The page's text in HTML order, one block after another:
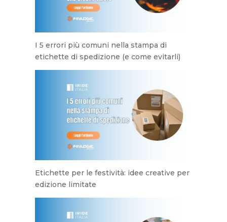
I 5 errori più comuni nella stampa di
etichette di spedizione (e come evitarli)
Etichette per le festività: idee creative per
edizione limitate